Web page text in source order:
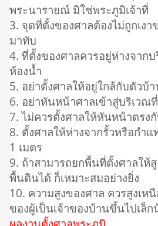
พระนารายณ์ มิใช่พระภูมิเจ้าที่
3. จุดที่ตั้งของศาลต้องไม่ถูกเง
มาทับ
4. ที่ตั้งของศาลควรอยู่ห่างจาก
ห้องน้ำ
5. อย่าตั้งศาลให้อยู่ใกล้กับตัวบ้
6. อย่าหันหน้าศาลเข้าสู่บริเวณ
7. ไม่ควรตั้งศาลให้หันหน้าตรง
8. ตั้งศาลให้ห่างจากรั้วหรือกำ
1 เมตร
9. ถ้าสามารถยกพื้นที่ตั้งศาลให้
พื้นดินได้ ก็เหมาะสมอย่างยิ่ง
10. ความสูงของศาล ควรสูงเห
ของผู้เป็นเจ้าของบ้านขึ้นไปเล็ก